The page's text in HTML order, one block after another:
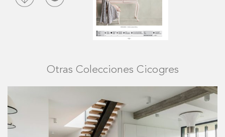
Otras Colecciones Cicogres